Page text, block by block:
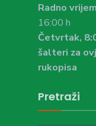
Radno
16:00 h
Četvrtak,
šalteri za
rukopisa
Pretraži